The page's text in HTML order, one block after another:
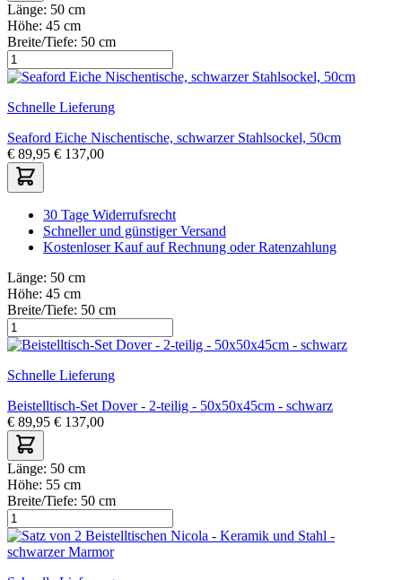
Länge: 50 cm
Höhe: 45 cm
Breite/Tiefe: 50 cm
Schnelle Lieferung
Seaford Eiche Nischentische, schwarzer Stahlsockel, 50cm
€ 89,95 € 137,00
30 Tage Widerrufsrecht
Schneller und günstiger Versand
Kostenloser Kauf auf Rechnung oder Ratenzahlung
Länge: 50 cm
Höhe: 45 cm
Breite/Tiefe: 50 cm
Schnelle Lieferung
Beistelltisch-Set Dover - 2-teilig - 50x50x45cm - schwarz
€ 89,95 € 137,00
Länge: 50 cm
Höhe: 55 cm
Breite/Tiefe: 50 cm